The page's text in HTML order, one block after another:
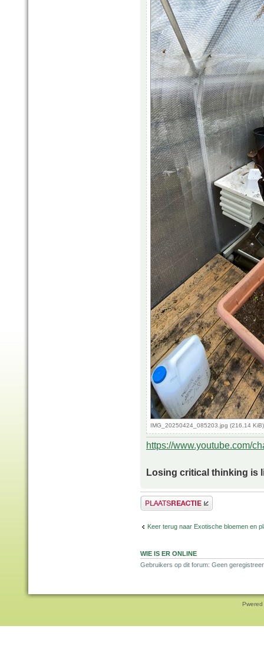
IMG_20250424_085203.jpg (216.14
https://www.youtube.com/
Losing critical thinking is
Plaats een reactie
Keer terug naar Exotische bloemen en
WIE IS ER ONLINE
Gebruikers op dit forum: Geen